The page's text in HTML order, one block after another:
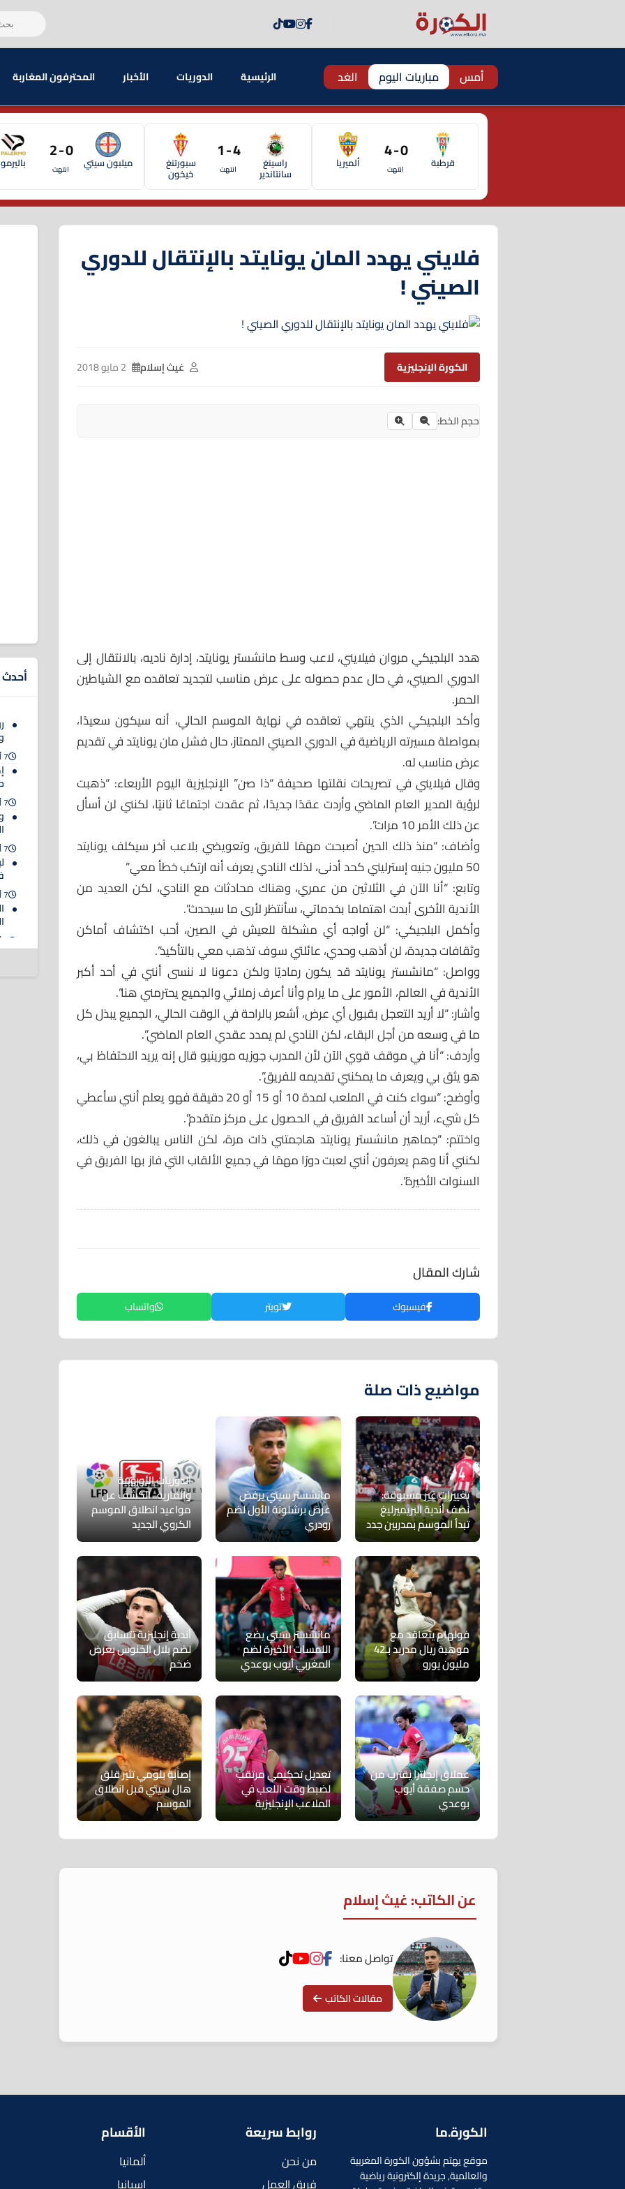
أمس مباريات اليوم الغد الرئيسية الدوريات الأخبار المحترفون المغاربة
قرطبة 0 - 4
انتهت ألميريا راسينغ
سانتاندير
4 - 1
انتهت سبورتنغ
خيخون
ميلبون سيتي 0 - 2
انتهت باليرمو
فلايني يهدد المان يونايتد بالإنتقال للدوري
الصيني !
الكورة الإنجليزية غيث إسلام
حجم الخط:
هدد البلجيكي مروان فيلايني، لاعب وسط مانشستر يونايتد، إدارة ناديه، بالانتقال إلى
الدوري الصيني، في حال عدم حصوله على عرض مناسب لتجديد تعاقده مع الشياطين
الحمر.
وأكد البلجيكي الذي ينتهي تعاقده في نهاية الموسم الحالي، أنه سيكون سعيدًا،
بمواصلة مسيرته الرياضية في الدوري الصيني الممتاز، حال فشل مان يونايتد في تقديم
عرض مناسب له.
وقال فيلايني في تصريحات نقلتها صحيفة “ذا صن” الإنجليزية اليوم الأربعاء: “ذهبت
لرؤية المدير العام الماضي وأردت عقدًا جديدًا، ثم عقدت اجتماعًا ثانيًا، لكنني لن أسأل
عن ذلك الأمر 10 مرات”.
وأضاف: “منذ ذلك الحين أصبحت مهمًا للفريق، وتعويضي بلاعب آخر سيكلف يونايتد
50 مليون جنيه إسترليني كحد أدنى، لذلك النادي يعرف أنه ارتكب خطأ معي”
وتابع: “أنا الآن في الثلاثين من عمري، وهناك محادثات مع النادي، لكن العديد من
الأندية الأخرى أبدت اهتماما بخدماتي، سأنتظر لأرى ما سيحدث”.
وأكمل البلجيكي: “لن أواجه أي مشكلة للعيش في الصين، أحب اكتشاف أماكن
وثقافات جديدة، لن أذهب وحدي، عائلتي سوف تذهب معي بالتأكيد”.
وواصل: “مانشستر يونايتد قد يكون رماديًا ولكن دعونا لا ننسى أنني في أحد أكبر
الأندية في العالم، الأمور على ما يرام وأنا أعرف زملائي والجميع يحترمني هنا”.
وأشار: “لا أريد التعجل بقبول أي عرض، أشعر بالراحة في الوقت الحالي، الجميع يبذل كل
ما في وسعه من أجل البقاء، لكن النادي لم يمدد عقدي العام الماضي”.
وأردف: “أنا في موقف قوي الآن لأن المدرب جوزيه مورينيو قال إنه يريد الاحتفاظ بي،
هو يثق بي ويعرف ما يمكنني تقديمه للفريق”.
وأوضح: “سواء كنت في الملعب لمدة 10 أو 15 أو 20 دقيقة فهو يعلم أنني سأعطي
كل شيء، أريد أن أساعد الفريق في الحصول على مركز متقدم”.
واختتم: “جماهير مانشستر يونايتد هاجمتني ذات مرة، لكن الناس يبالغون في ذلك،
لكنني أنا وهم يعرفون أنني لعبت دورًا مهمًا في جميع الألقاب التي فاز بها الفريق في
السنوات الأخيرة”.
شارك المقال
فيسبوك تويتر واتساب
مواضيع ذات صلة
تغييرات غير مسبوقة:
نصف أندية البريميرليغ
تبدأ الموسم بمدربين جدد
مانشستر سيتي يرفض
عرض برشلونة الأول لضم
رودري
الدوريات الأوروبية
والقارية.. الكشف عن
مواعيد انطلاق الموسم
الكروي الجديد
فولهام يتعاقد مع
موهبة ريال مدريد بـ42
مليون يورو
مانشستر سيتي يضع
اللمسات الأخيرة لضم
المغربي أيوب بوعدي
أندية إنجليزية تتسابق
لضم بلال الخنوس بعرض
ضخم
عملاق إنجلترا يقترب من
حسم صفقة أيوب
بوعدي
تعديل تحكيمي مرتقب
لضبط وقت اللعب في
الملاعب الإنجليزية
إصابة بلومي تثير قلق
هال سيتي قبل انطلاق
الموسم
عن الكاتب: غيث إسلام
تواصل معنا:
مقالات الكاتب
أحدث
7 أغسطس 2026
7 أغسطس 2026
7 أغسطس 2026
7 أغسطس 2026
الكورة.ما
موقع يهتم بشؤون الكورة المغربية
والعالمية, جريدة إلكترونية رياضية
روابط سريعة
من نحن
فريق العمل
الأقسام
ألمانيا
إسبانيا